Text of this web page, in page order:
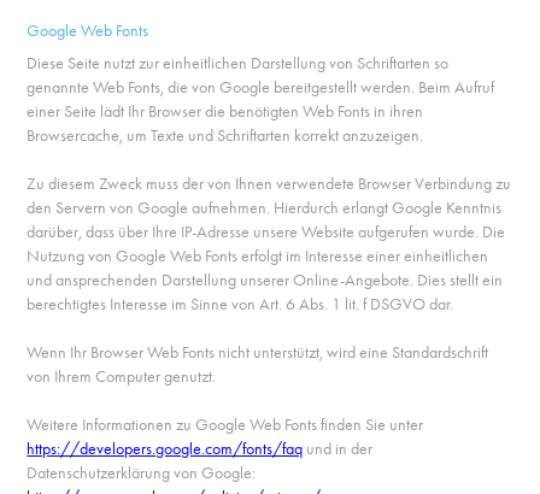
Google Web Fonts
Diese Seite nutzt zur einheitlichen Darstellung von Schriftarten so
genannte Web Fonts, die von Google bereitgestellt werden. Beim Aufruf
einer Seite lädt Ihr Browser die benötigten Web Fonts in ihren
Browsercache, um Texte und Schriftarten korrekt anzuzeigen.
Zu diesem Zweck muss der von Ihnen verwendete Browser Verbindung zu
den Servern von Google aufnehmen. Hierdurch erlangt Google Kenntnis
darüber, dass über Ihre IP-Adresse unsere Website aufgerufen wurde. Die
Nutzung von Google Web Fonts erfolgt im Interesse einer einheitlichen
und ansprechenden Darstellung unserer Online-Angebote. Dies stellt ein
berechtigtes Interesse im Sinne von Art. 6 Abs. 1 lit. f DSGVO dar.
Wenn Ihr Browser Web Fonts nicht unterstützt, wird eine Standardschrift
von Ihrem Computer genutzt.
Weitere Informationen zu Google Web Fonts finden Sie unter
https://developers.google.com/fonts/faq und in der
Datenschutzerklärung von Google: